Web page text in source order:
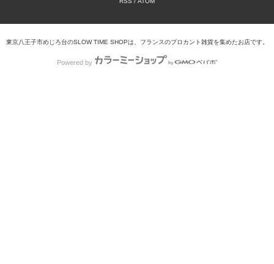
東京八王子市めじろ台のSLOW TIME SHOPは、フランスのブロカント雑貨を集めたお店です。
Powered by